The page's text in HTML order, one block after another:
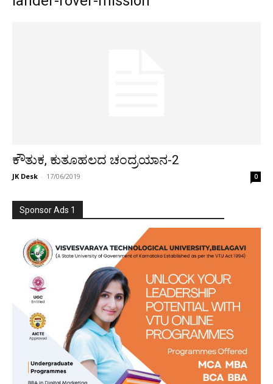
ಕೌತುಕ, ಕುತೂಹಲದ ಚಂದ್ರಯಾನ-2
JK Desk - 17/06/2019 0
Sponsor Ads 1